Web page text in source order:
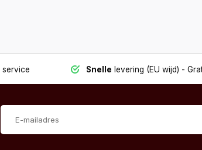
service Snelle levering (EU wijd) -